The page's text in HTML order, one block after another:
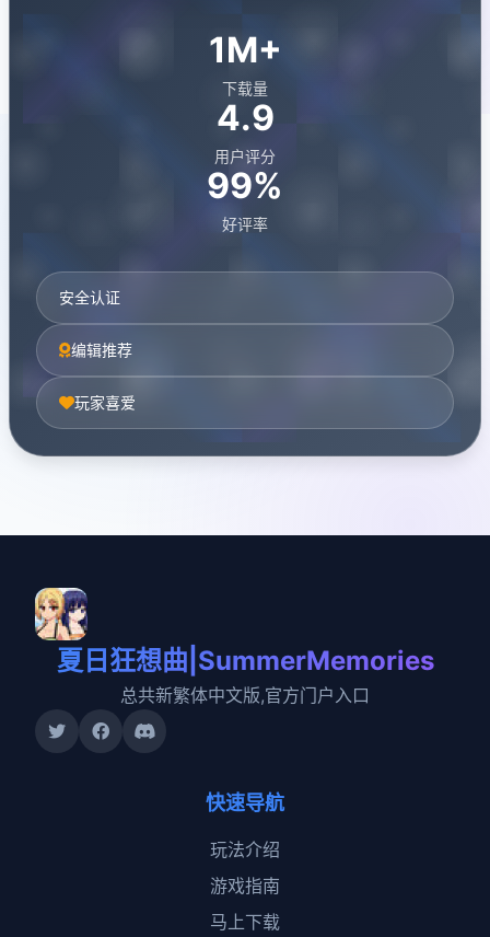
1M+
下载量
4.9
用户评分
99%
好评率
安全认证
编辑推荐
玩家喜爱
夏日狂想曲|SummerMemories
总共新繁体中文版,官方门户入口
快速导航
玩法介绍
游戏指南
马上下载